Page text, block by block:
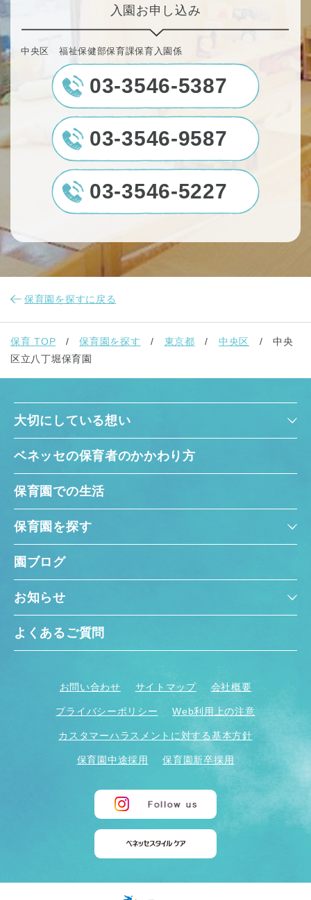
入園お申し込み
中央区 福祉保健部保育課保育入園係
03-3546-5387
03-3546-9587
03-3546-5227
保育園を探すに戻る
保育 TOP 保育園を探す 東京都 中央区
中央
区立八丁堀保育園
大切にしている想い
ベネッセの保育者のかかわり方
保育園での生活
保育園を探す
園ブログ
お知らせ
よくあるご質問
お問い合わせ サイトマップ 会社概要
プライバシーポリシー Web利用上の注意
カスタマーハラスメントに対する基本方針
保育園中途採用 保育園新卒採用